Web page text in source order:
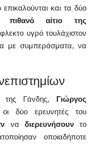
και τα δύο
πιθανό αίτιο της
υγρό τουλάχιστον
με συμπεράσματα, να
της Γάνδης, Γιώργος
δύο ερευνητές του
να διερευνήσουντο
οποιαδήποτε